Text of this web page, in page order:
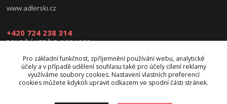
www.adlerski.cz
+420 724 238 314
PONDĚLÍ-NEDĚLE: 8:30-16:30
eshop@adler-ski.cz
Pro základní funkčnost, zpříjemnění používání webu, analytické
účely a v případě udělení souhlasu také pro účely cílení reklamy
využíváme soubory cookies. Nastavení vlastních preferencí
cookies můžete kdykoli upravit odkazem ve spodní části stránek.